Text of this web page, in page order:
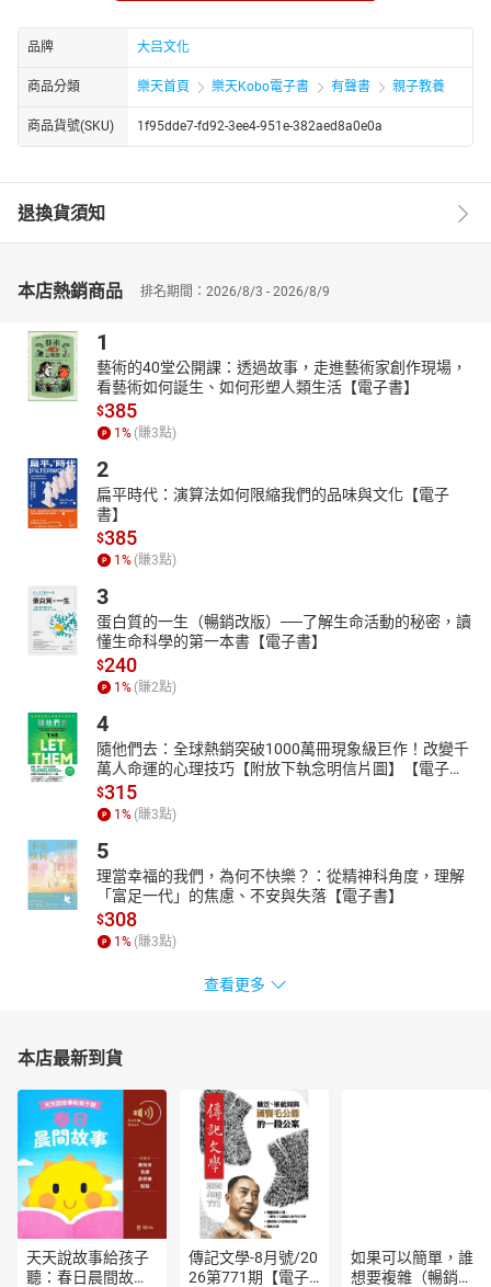
群体的《中国学生不可不玩的思维游戏》，适配青少年的阅读和思
维锻炼需求，进一步拓展了其作品的受众范围。
品牌 大吕文化
商品分類 樂天首頁 樂天Kobo電子書 有聲書 親子教養
商品貨號(SKU) 1f95dde7-fd92-3ee4-951e-382aed8a0e0a
退換貨須知
本店熱銷商品 排名期間：2026/8/3 - 2026/8/9
1
藝術的40堂公開課：透過故事，走進藝術家創作現場，
看藝術如何誕生、如何形塑人類生活【電子書】
$385
1 % (賺3點)
2
扁平時代：演算法如何限縮我們的品味與文化【電子
書】
$385
1 % (賺3點)
3
蛋白質的一生（暢銷改版）──了解生命活動的秘密，讀
懂生命科學的第一本書【電子書】
$240
1 % (賺2點)
4
隨他們去：全球熱銷突破1000萬冊現象級巨作！改變千
萬人命運的心理技巧【附放下執念明信片圖】【電子
書】
$315
1 % (賺3點)
5
理當幸福的我們，為何不快樂？：從精神科角度，理解
「富足一代」的焦慮、不安與失落【電子書】
$308
1 % (賺3點)
查看更多
本店最新到貨
天天說故事給孩子
聽：春日晨間故事
傳記文學-8月號/20
26第771期【電子
如果可以簡單，誰
想要複雜（暢銷經